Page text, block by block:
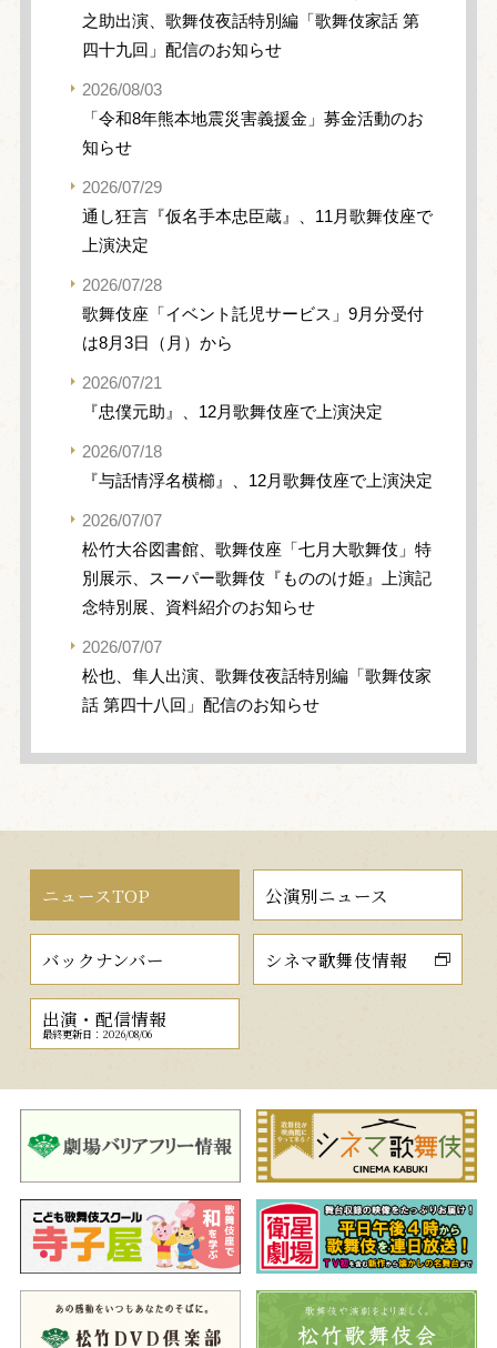
之助出演、歌舞伎夜話特別編「歌舞伎家話 第
四十九回」配信のお知らせ
2026/08/03
「令和8年熊本地震災害義援金」募金活動のお
知らせ
2026/07/29
通し狂言『仮名手本忠臣蔵』、11月歌舞伎座で
上演決定
2026/07/28
歌舞伎座「イベント託児サービス」9月分受付
は8月3日（月）から
2026/07/21
『忠僕元助』、12月歌舞伎座で上演決定
2026/07/18
『与話情浮名横櫛』、12月歌舞伎座で上演決定
2026/07/07
松竹大谷図書館、歌舞伎座「七月大歌舞伎」特
別展示、スーパー歌舞伎『もののけ姫』上演記
念特別展、資料紹介のお知らせ
2026/07/07
松也、隼人出演、歌舞伎夜話特別編「歌舞伎家
話 第四十八回」配信のお知らせ
ニュースTOP 公演別ニュース
バックナンバー シネマ歌舞伎情報
出演・配信情報
最終更新日：2026/08/06